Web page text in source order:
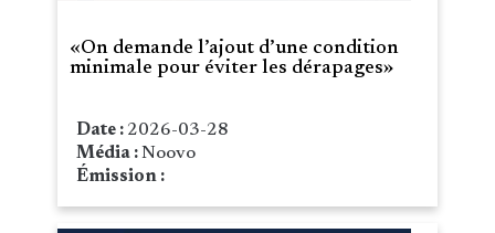
«On demande l’ajout d’une condition
minimale pour éviter les dérapages»
Date : 2026-03-28
Média :Noovo
Émission :